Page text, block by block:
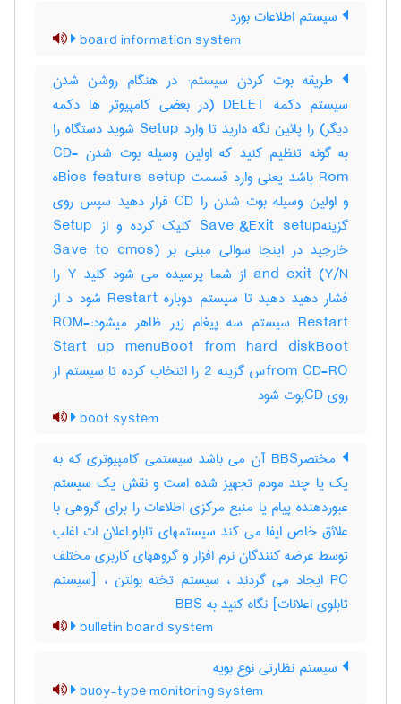
سیستم اطلاعات بورد
board information system
طریقه بوت کردن سیستم: در هنگام روشن شدن
سیستم دکمه DELET (در بعضی کامپیوتر ها دکمه
دیگر) را پائین نگه دارید تا وارد Setup شوید دستگاه را
به گونه تنظیم کنید که اولین وسیله بوت شدن CD-
Rom باشد یعنی وارد قسمت Bios featurs setupه
و اولین وسیله بوت شدن را CD قرار دهید سپس روی
گزینهSave &Exit setup کلیک کرده و از Setup
خارجید در اینجا سوالی مبنی بر (Save to cmos
and exit (Y/N از شما پرسیده می شود کلید Y را
فشار دهید دهید تا سیستم دوباره Restart شود د از
Restart سیستم سه پیغام زیر ظاهر میشود:-ROM
Start up menuBoot from hard diskBoot
from CD-ROس گزینه 2 را اتنخاب کرده تا سیستم از
روی CDبوت شود
boot system
مختصرBBS آن می باشد سیستمی کامپیوتری که به
یک یا چند مودم تجهیز شده است و نقش یک سیستم
عبوردهنده پیام یا منبع مرکزی اطلاعات را برای گروهی با
علائق خاص ایفا می کند سیستمهای تابلو اعلان ات اغلب
توسط عرضه کنندگان نرم افزار و گروههای کاربری مختلف
PC ایجاد می گردند ، سیستم تخته بولتن ، [سیستم
تابلوی اعلانات] نگاه کنید به ‎ BBS
bulletin board system
سیستم نظارتی نوع بویه
buoy-type monitoring system